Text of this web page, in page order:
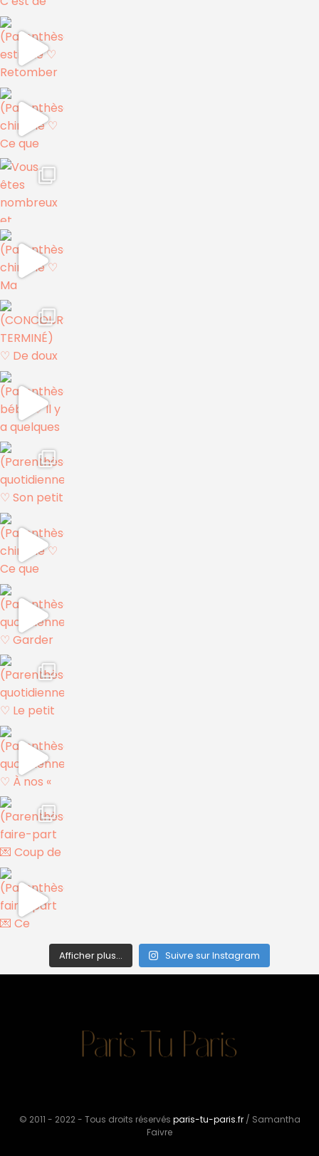
Afficher plus... Suivre sur Instagram
© 2011 - 2022 - Tous droits réservés paris-tu-paris.fr/ Samantha
Faivre